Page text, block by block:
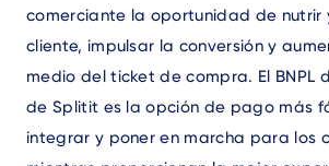
comerciante la oportunidad de nutrir
cliente, impulsar la conversión y
medio del ticket de compra. El BNPL
de Splitit es la opción de pago más
integrar y poner en marcha para los